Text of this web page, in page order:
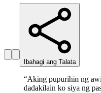
Ibahagi ang Talata
“Aking pupurihin ng
dadakilain ko siya ng